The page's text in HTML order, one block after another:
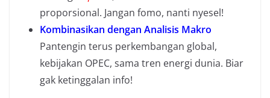
proporsional. Jangan fomo, nanti nyesel!
Kombinasikan dengan Analisis Makro
Pantengin terus perkembangan global,
kebijakan OPEC, sama tren energi dunia. Biar
gak ketinggalan info!